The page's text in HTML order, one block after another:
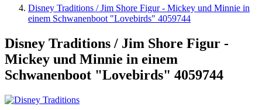
Disney Traditions / Jim Shore Figur - Mickey und Minnie in
einem Schwanenboot "Lovebirds" 4059744
Disney Traditions / Jim Shore Figur -
Mickey und Minnie in einem
Schwanenboot "Lovebirds" 4059744